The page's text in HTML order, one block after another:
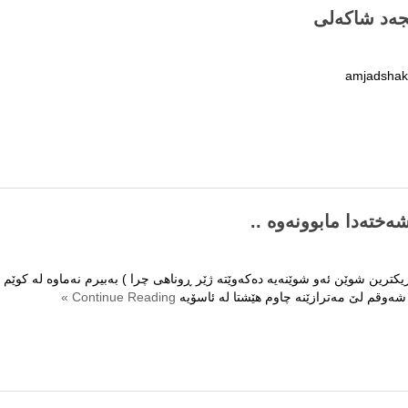
شاکەلی
مابوونه‌وه‌ ..
شوێن ئه‌و شوێنه‌یه‌ ده‌كه‌وێته‌ ژێر ڕوناهی چرا ) به‌بیرم نه‌ماوه‌ له‌ كوێم